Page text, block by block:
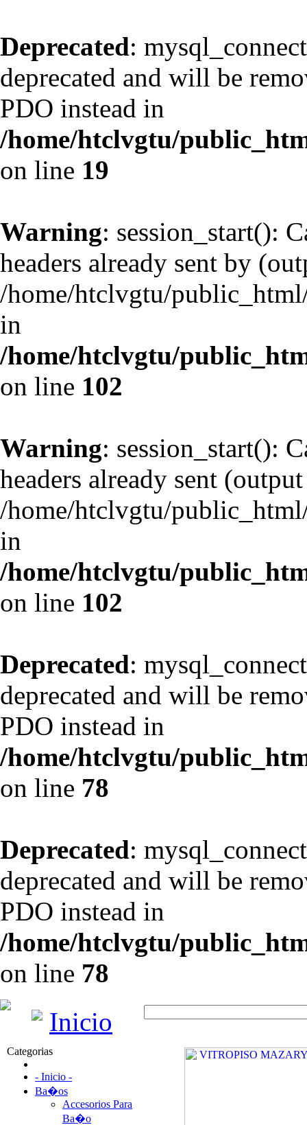
Deprecated:
deprecated and will be
PDO instead in
/home/htclvgtu/
on line 19
Warning: session_start():
headers already sent by
/home/htclvgtu/
in
/home/htclvgtu/
on line 102
Warning: session_start():
headers already sent
/home/htclvgtu/
in
/home/htclvgtu/
on line 102
Deprecated:
deprecated and will be
PDO instead in
/home/htclvgtu/
on line 78
Deprecated:
deprecated and will be
PDO instead in
/home/htclvgtu/
on line 78
Inicio
Categorias
- Inicio -
Ba�os
Accesorios Para
Ba�o